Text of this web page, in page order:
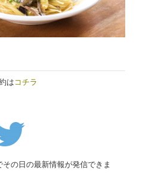
は コチラ
の日の最新情報が発信できま